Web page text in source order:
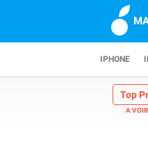
IPHONE
Top